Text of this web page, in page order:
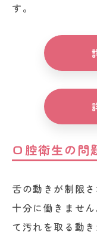
す。
口腔衛生の問
舌の動きが制限
十分に働きませ
て汚れを取る動